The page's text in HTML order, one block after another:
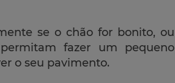
se o chão for bonito, ou
fazer um pequeno
o seu pavimento.